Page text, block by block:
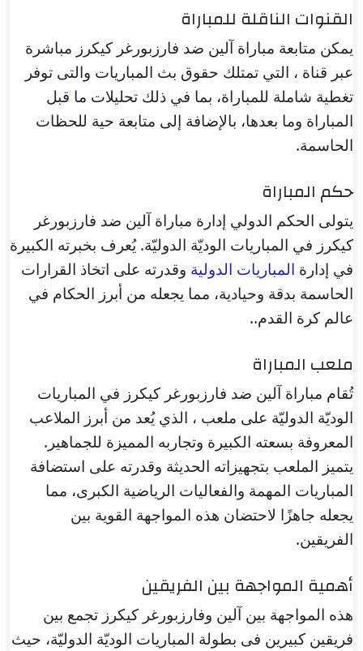
القنوات الناقلة للمباراة
يمكن متابعة مباراة آلين ضد فارزبورغر كيكرز مباشرة
عبر قناة ، التي تمتلك حقوق بث المباريات والتى توفر
تغطية شاملة للمباراة، بما في ذلك تحليلات ما قبل
المباراة وما بعدها، بالإضافة إلى متابعة حية للحظات
الحاسمة.
حكم المباراة
يتولى الحكم الدولي إدارة مباراة آلين ضد فارزبورغر
كيكرز في المباريات الوديّة الدوليّة. يُعرف بخبرته الكبيرة
في إدارة المباريات الدولية وقدرته على اتخاذ القرارات
الحاسمة بدقة وحيادية، مما يجعله من أبرز الحكام في
عالم كرة القدم..
ملعب المباراة
تُقام مباراة آلين ضد فارزبورغر كيكرز في المباريات
الوديّة الدوليّة على ملعب ، الذي يُعد من أبرز الملاعب
المعروفة بسعته الكبيرة وتجاربه المميزة للجماهير.
يتميز الملعب بتجهيزاته الحديثة وقدرته على استضافة
المباريات المهمة والفعاليات الرياضية الكبرى، مما
يجعله جاهزًا لاحتضان هذه المواجهة القوية بين
الفريقين.
أهمية المواجهة بين الفريقين
هذه المواجهة بين آلين وفارزبورغر كيكرز تجمع بين
فريقين كبيرين فى بطولة المباريات الوديّة الدوليّة، حيث